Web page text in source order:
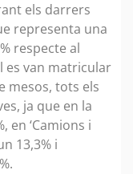
els darrers
representa una
respecte al
es van matricular
mesos, tots els
ja que en la
en ‘Camions i
13,3% i